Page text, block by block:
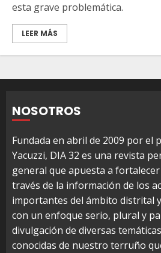
esta grave problemática.
LEER MÁS
NOSOTROS
Fundada en abril de 2009 por el
Yacuzzi, DIA 32 es una revista
general que apuesta a
través de la información de los
importantes del ámbito distrital
con un enfoque serio, plural y
divulgación de diversas
conocidas de nuestro terruño